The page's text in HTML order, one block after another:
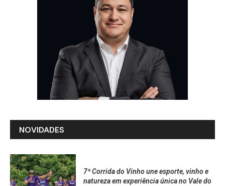
NOVIDADES
7ª Corrida do Vinho une esporte, vinho e
natureza em experiência única no Vale do